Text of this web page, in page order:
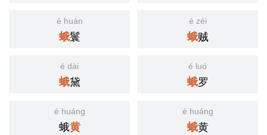
é huán
蛾鬟
é zéi
蛾贼
é dài
蛾黛
é luó
蛾罗
é huáng
蛾黄
é huáng
蛾黄